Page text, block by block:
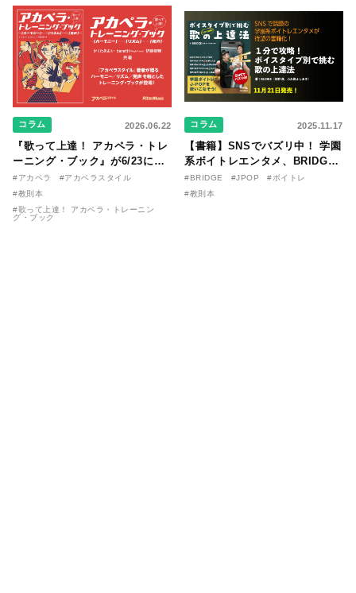
コラム 2026.06.22
『歌って上達！ アカペラ・トレ
ーニング・ブック』が6/23に発
売！ 課題曲音源・音取り用アプ
リを公開。
#アカペラ
#アカペラスタイル
#教則本
#歌って上達！ アカペラ・トレーニン
グ・ブック
コラム 2025.11.17
【書籍】SNSでバズリ中！ 学園
系ボイトレエンタメ、BRIDGE
が届ける教則本『１分で攻略！
ボイスタイプ別で挑む歌の上達
#BRIDGE #JPOP
#ボイトレ
#教則本